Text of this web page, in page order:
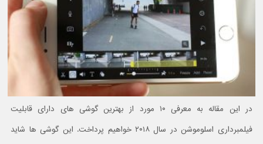
در این مقاله به معرفی ۱۰ مورد از بهترین گوشی های دارای قابلیت
فیلمبرداری اسلوموشن در سال ۲۰۱۸ خواهیم پرداخت. این گوشی ها شاید